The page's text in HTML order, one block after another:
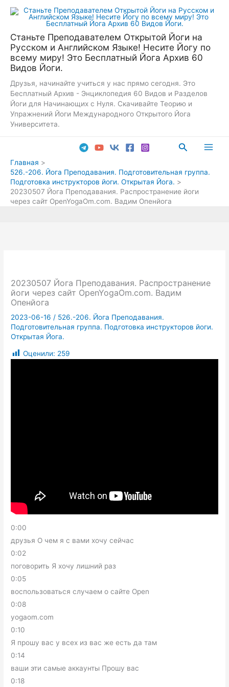
Перейти
Станьте Преподавателем Открытой Йоги на
Русском и Английском Языке! Несите Йогу по
всему миру! Это Бесплатный Йога Архив 60
Видов Йоги.
Друзья, начинайте учиться у нас прямо сегодня. Это
Бесплатный Архив - Энциклопедия 60 Видов и Разделов
Йоги для Начинающих с Нуля. Скачивайте Теорию и
Упражнений Йоги Международного Открытого Йога
Университета.
Поиск
Главная
526.-206. Йога Преподавания. Подготовительная группа.
Подготовка инструкторов йоги. Открытая Йога.
20230507 Йога Преподавания. Распространение йоги
через сайт OpenYogaOm.com. Вадим Опенйога
20230507 Йога Преподавания. Распространение
йоги через сайт OpenYogaOm.com. Вадим
Опенйога
2023-06-16 / 526.-206. Йога Преподавания.
Подготовительная группа. Подготовка инструкторов йоги.
Открытая Йога.
Оценили: 259
0:00
друзья О чем я с вами хочу сейчас
0:02
поговорить Я хочу лишний раз
0:05
воспользоваться случаем о сайте Open
0:08
yogaom.com
0:10
Я прошу вас у всех из вас же есть да там
0:14
ваши эти самые аккаунты Прошу вас
0:18